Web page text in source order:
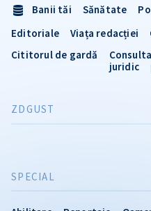
SPECIAL
Banii tăi Sănătate
Editoriale
Viața redacției
Cititorul de gardă
juridic
ZDGUST